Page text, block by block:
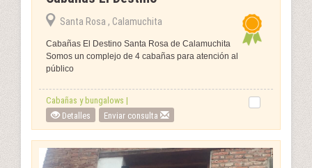
Santa Rosa , Calamuchita
Cabañas El Destino Santa Rosa de Calamuchita
Somos un complejo de 4 cabañas para atención al
público
Cabañas y bungalows |
Detalles
Enviar consulta